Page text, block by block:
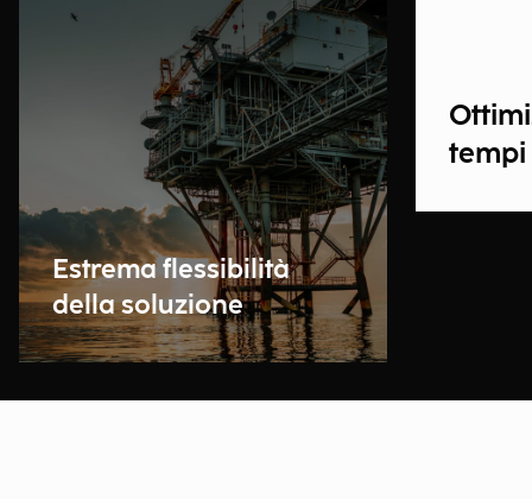
Estrema flessibilità
della soluzione
tempi